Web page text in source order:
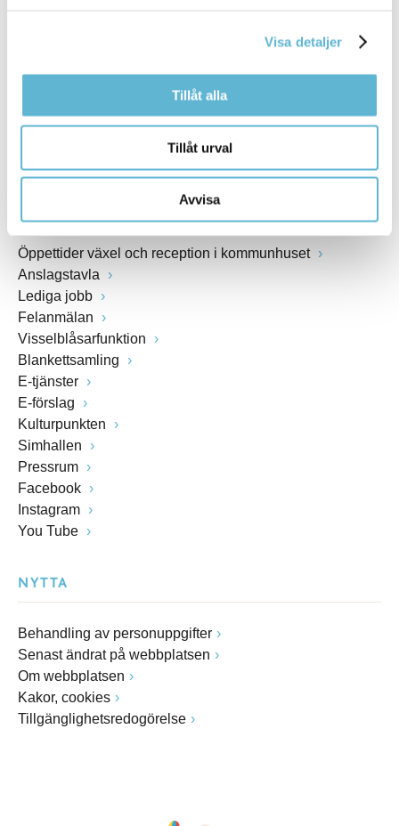
Visa detaljer
Tillåt alla
Tillåt urval
Avvisa
Fax: 0456-82 22 00
Öppettider växel och reception i kommunhuset
Anslagstavla
Lediga jobb
Felanmälan
Visselblåsarfunktion
Blankettsamling
E-tjänster
E-förslag
Kulturpunkten
Simhallen
Pressrum
Facebook
Instagram
You Tube
NYTTA
Behandling av personuppgifter
Senast ändrat på webbplatsen
Om webbplatsen
Kakor, cookies
Tillgänglighetsredogörelse